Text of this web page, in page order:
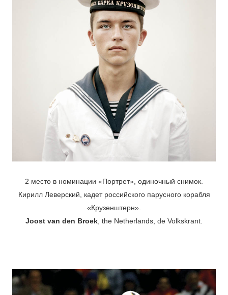
2 место в номинации «Портрет», одиночный снимок.
Кирилл Леверский, кадет российского парусного корабля
«Крузенштерн».
Joost van den Broek , the Netherlands, de Volkskrant.